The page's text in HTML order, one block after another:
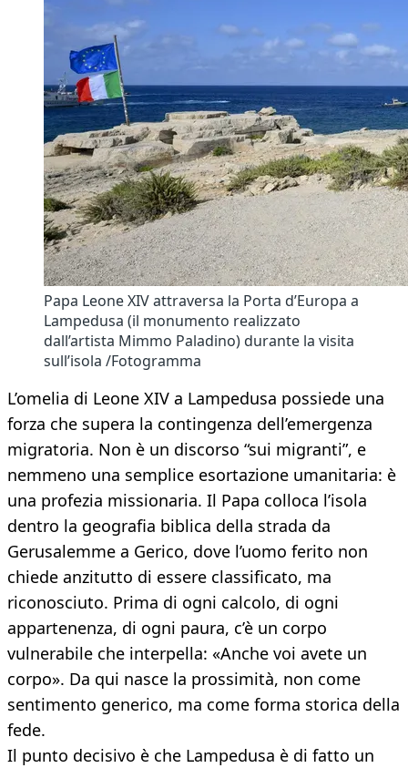
Papa Leone XIV attraversa la Porta d’Europa a
Lampedusa (il monumento realizzato
dall’artista Mimmo Paladino) durante la visita
sull’isola /Fotogramma
L’omelia di Leone XIV a Lampedusa possiede una
forza che supera la contingenza dell’emergenza
migratoria. Non è un discorso “sui migranti”, e
nemmeno una semplice esortazione umanitaria: è
una profezia missionaria. Il Papa colloca l’isola
dentro la geografia biblica della strada da
Gerusalemme a Gerico, dove l’uomo ferito non
chiede anzitutto di essere classificato, ma
riconosciuto. Prima di ogni calcolo, di ogni
appartenenza, di ogni paura, c’è un corpo
vulnerabile che interpella: «Anche voi avete un
corpo». Da qui nasce la prossimità, non come
sentimento generico, ma come forma storica della
fede.
Il punto decisivo è che Lampedusa è di fatto un